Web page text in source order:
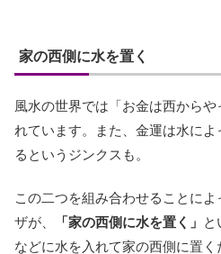
家の西側に水を置く
風水の世界では「お金は西から
れています。また、金運は水に
るというジンクスも。
この二つを組み合わせることに
ザが、
「家の西側に水を置く」 と
などに水を入れて家の西側に置